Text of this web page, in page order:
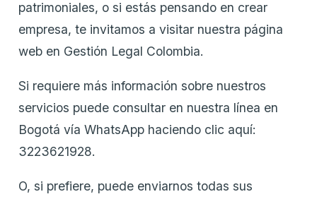
patrimoniales, o si estás pensando en crear
empresa, te invitamos a visitar nuestra página
web en Gestión Legal Colombia.
Si requiere más información sobre nuestros
servicios puede consultar en nuestra línea en
Bogotá vía WhatsApp haciendo clic aquí:
3223621928.
O, si prefiere, puede enviarnos todas sus